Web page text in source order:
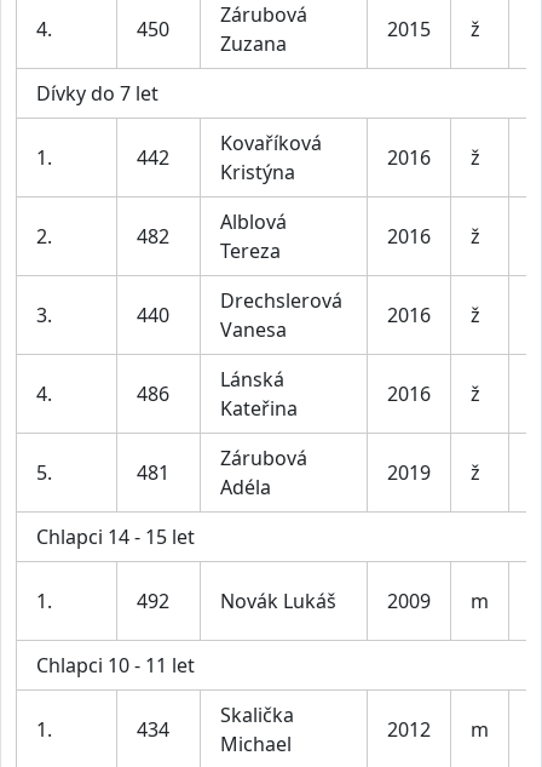
4. 450
Zárubová
Zuzana
2015 ž
Dívky do 7 let
1. 442
Kovaříková
Kristýna
2016 ž
2. 482
Alblová
Tereza
2016 ž
3. 440
Drechslerová
Vanesa
2016 ž
4. 486
Lánská
Kateřina
2016 ž
5. 481
Zárubová
Adéla
2019 ž
Chlapci 14 - 15 let
1. 492 Novák Lukáš 2009 m
Chlapci 10 - 11 let
1. 434
Skalička
Michael
2012 m